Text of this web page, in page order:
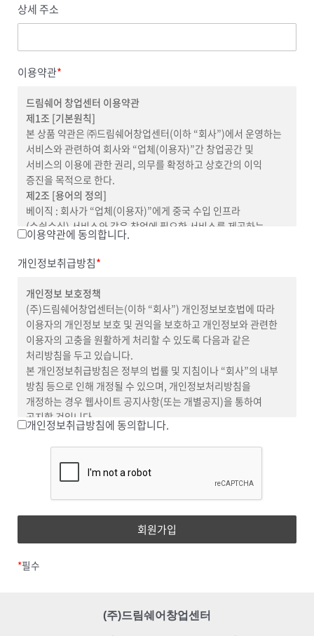
상세 주소
이용약관*
드림쉐어 창업센터 이용약관
제1조 [기본원칙]
본 상품 약관은 ㈜드림쉐어창업센터(이하 “회사”)에서 운영하는
서비스와 관련하여 회사와 “업체(이용자)”간 창업공간 및
서비스의 이용에 관한 권리, 의무를 확정하고 상호간의 이익
증진을 목적으로 한다.
제2조 [용어의 정의]
베이직 : 회사가 “업체(이용자)”에게 중국 수입 인프라
(수쉽수십) 서비스와 같은 창업에 필요한 서비스를 제공하는
서비스 상품
플러스 : 회사가 “업체(이용자)”에게
수입 인프라(수쉽수십) 서비스 등 창업에 필요한 서비스를
제공하는 서비스 상품
– ‘수쉽수십’ 서비스 이용시 서비스 이용에 따른 추가적인
비용이 발생할 수 있으며, ‘수쉽수십’ 이용 정책은 ‘수쉽수십’ 이용
정책을 따릅니다. 따라서 ‘수쉽수십’과 관련하여 “회사”는 일체의
책임을 지지 않습니다.
수쉽수십 서비스를 이용하기 위해서는 수쉽수십 사이트에
회원가입을 별도로 진행하여야 합니다. 수쉽수십 사이트 :
importdreamshare.kr
업체(이용자) : “베이직” 또는 “플러스” 상품을 이용하는 자
센터장 : “회사”로부터 사무 공간의 운영을 위탁 받은 자
회사가 지정한 전용계좌로 납입하는 금액으로 할인이 적용되지
가산금 : 납부 기한까지 내지 않은 경우, 본래의 금액에 일정한
비율로 덧붙여 매겨지는 금액
위약금 : “업체(이용자)” 사유로 중도해지 및 강제 퇴실로 인해
운영됨을 원칙으로 한다.
이용약관에 동의합니다.
개인정보취급방침*
개인정보 보호정책
(주)드림쉐어창업센터는(이하 “회사”) 개인정보보호법에 따라
이용자의 개인정보 보호 및 권익을 보호하고 개인정보와 관련한
이용자의 고충을 원활하게 처리할 수 있도록 다음과 같은
처리방침을 두고 있습니다.
본 개인정보취급방침은 정부의 법률 및 지침이나 “회사”의 내부
방침 등으로 인해 개정될 수 있으며, 개인정보처리방침을
개정하는 경우 웹사이트 공지사항(또는 개별공지)을 통하여
공지할 것입니다.
본 방침은 2022년 6월 6일부터 시행됩니다.
개인정보의 처리 목적
회사는 개인정보를 다음의 목적을 위해 처리합니다. 처리한
가. 홈페이지 회원가입 및 관리
회원 가입의사 확인, 회원제 서비스 제공에 따른 본인 식별·인증,
서비스 부정이용 방지, 만14세 미만 아동 개인정보 수집 시
나. 재화 또는 서비스 제공
서비스 제공, 콘텐츠 제공, 맞춤 서비스 제공, 본인인증, 요금결제·
개인정보취급방침에 동의합니다.
*필수
(주)드림쉐어창업센터